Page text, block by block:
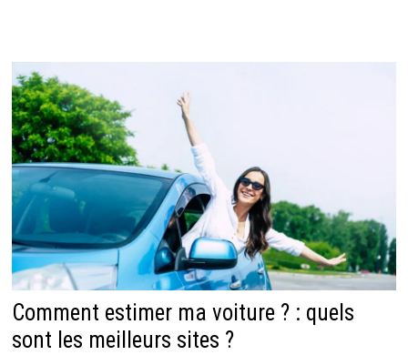
Comment estimer ma voiture ? : quels
sont les meilleurs sites ?